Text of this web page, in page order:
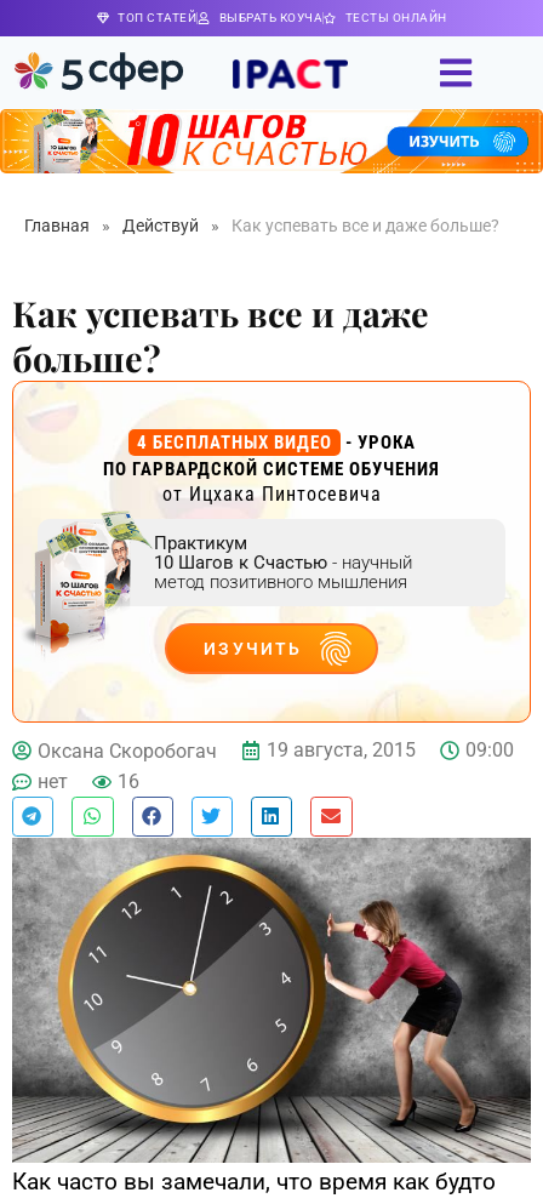
ТОП СТАТЕЙ ВЫБРАТЬ КОУЧА ТЕСТЫ ОНЛАЙН
Главная » Действуй » Как успевать все и даже больше?
Как успевать все и даже
больше?
4 БЕСПЛАТНЫХ ВИДЕО
- УРОКА
ПО ГАРВАРДСКОЙ СИСТЕМЕ ОБУЧЕНИЯ
от Ицхака Пинтосевича
Практикум
10 Шагов к Счастью - научный
метод позитивного мышления
ИЗУЧИТЬ
ДЕЙСТВУЙ
Оксана Скоробогач 19 августа, 2015
09:00
нет
16
Как часто вы замечали, что время как будто